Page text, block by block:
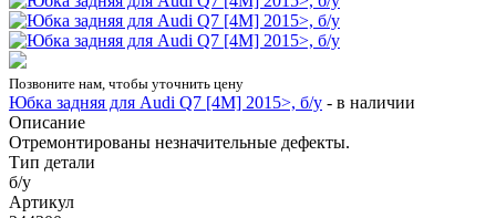
Позвоните нам, чтобы уточнить цену
Юбка задняя для Audi Q7 [4M] 2015>, б/у - в наличии
Описание
Отремонтированы незначительные дефекты.
Тип детали
б/у
Артикул